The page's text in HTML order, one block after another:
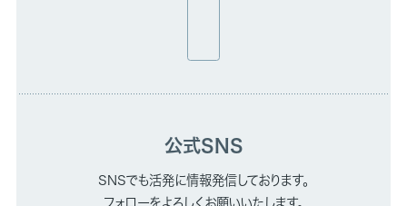
公式SNS
SNSでも活発に情報発信しております。
フォローをよろしくお願いいたします。